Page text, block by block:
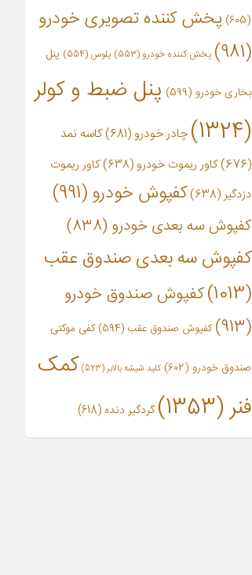
(605)
پخش کننده تصویری خودرو
(981)
پخش کننده خودرو(553) پلوس(554) پنل
بخاری خودرو (599)
پنل ضبط و کولر
(1324)
چادر خودرو (681)
کاسه نمد
(676)
کاور ریموت خودرو(638)
کاور ریموت
دزدگیر(638) کفپوش خودرو(991)
کفپوش سه بعدی خودرو (838)
کفپوش سه بعدی صندوق عقب
(1013)
کفپوش صندوق خودرو
(913)
کفپوش صندوق عقب (594) کفی موکتی
صندوق خودرو (602) کلید شیشه بالابر(523)
کمک
فنر(1353) گردگیر دنده (618)